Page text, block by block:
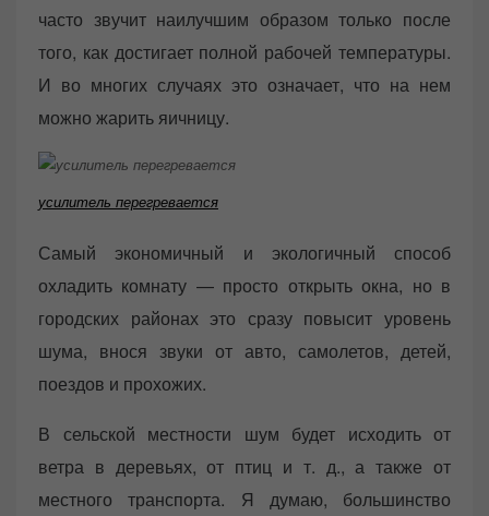
часто звучит наилучшим образом только после
того, как достигает полной рабочей температуры.
И во многих случаях это означает, что на нем
можно жарить яичницу.
усилитель перегревается
Самый экономичный и экологичный способ
охладить комнату — просто открыть окна, но в
городских районах это сразу повысит уровень
шума, внося звуки от авто, самолетов, детей,
поездов и прохожих.
В сельской местности шум будет исходить от
ветра в деревьях, от птиц и т. д., а также от
местного транспорта. Я думаю, большинство